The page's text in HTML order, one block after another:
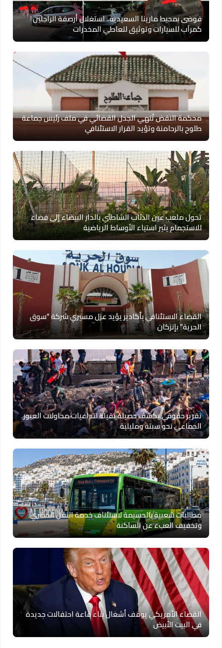
فوضى بمحيط مارينا السعيدية.. استغلال أرصفة الراجلين
كمرآب للسيارات وتوثيق لتعاطي المخدرات
محكمة النقض تُنهي الجدل القضائي في ملف رئيس جماعة
طلوح بالرحامنة وتؤيد القرار الاستئنافي
تحول ملعب عين الذئاب الشاطئي بالدار البيضاء إلى فضاء
للاستجمام يثير استياء الأوساط الرياضية
القضاء الاستئنافي بأكادير يؤيد عزل مسيري شركة “سوق
الحرية” بإنزكان
تقرير حقوقي يكشف حصيلة ثقيلة لتداعيات محاولات العبور
الجماعي نحو سبتة ومليلية
مطالبات شعبية بالحسيمة لاستئناف خدمة النقل الحضري
وتخفيف العبء عن الساكنة
القضاء الأمريكي يوقف أشغال بناء قاعة احتفالات جديدة
في البيت الأبيض